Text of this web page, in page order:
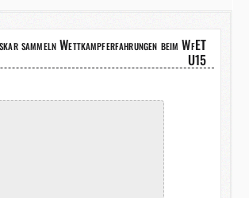
sammeln Wettkampferfahrungen beim WfET
U15